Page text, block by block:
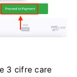
3 cifre care